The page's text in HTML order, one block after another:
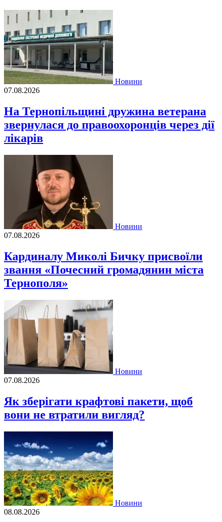
Новини
07.08.2026
На Тернопільщині дружина ветерана
звернулася до правоохоронців через дії
лікарів
Новини
07.08.2026
Кардиналу Миколі Бичку присвоїли
звання «Почесний громадянин міста
Тернополя»
Новини
07.08.2026
Як зберігати крафтові пакети, щоб
вони не втратили вигляд?
Новини
08.08.2026